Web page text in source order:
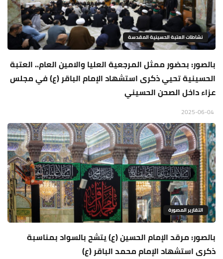
نشاطات العتبة الحسينية المقدسة
بالصور: بحضور ممثل المرجعية العليا والامين العام.. العتبة
الحسينية تحيي ذكرى استشهاد الإمام الباقر (ع) في مجلس
عزاء داخل الصحن الحسيني
التقارير المصورة
بالصور: مرقد الإمام الحسين (ع) يتشح بالسواد بمناسبة
ذكرى استشهاد الإمام محمد الباقر (ع)